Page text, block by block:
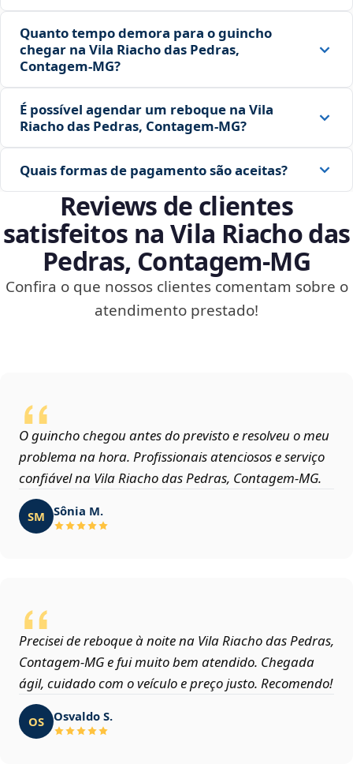
Quanto tempo demora para o guincho
chegar na Vila Riacho das Pedras,
Contagem‑MG?
É possível agendar um reboque na Vila
Riacho das Pedras, Contagem‑MG?
Quais formas de pagamento são aceitas?
Reviews de clientes
satisfeitos na Vila Riacho das
Pedras, Contagem‑MG
Confira o que nossos clientes comentam sobre o
atendimento prestado!
O guincho chegou antes do previsto e resolveu o meu
problema na hora. Profissionais atenciosos e serviço
confiável na Vila Riacho das Pedras, Contagem‑MG.
SM Sônia M.
Precisei de reboque à noite na Vila Riacho das Pedras,
Contagem‑MG e fui muito bem atendido. Chegada
ágil, cuidado com o veículo e preço justo. Recomendo!
OS Osvaldo S.